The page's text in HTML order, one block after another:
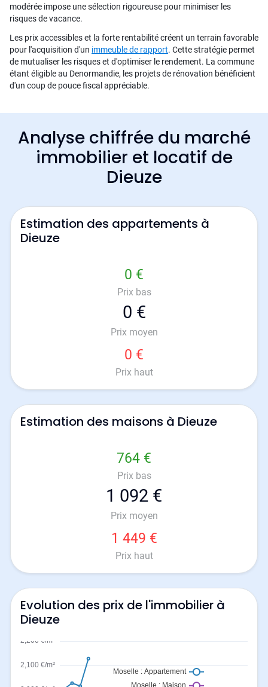
modérée impose une sélection rigoureuse pour minimiser les
risques de vacance.
Les prix accessibles et la forte rentabilité créent un terrain favorable
pour l'acquisition d'un immeuble de rapport. Cette stratégie permet
de mutualiser les risques et d'optimiser le rendement. La commune
étant éligible au Denormandie, les projets de rénovation bénéficient
d'un coup de pouce fiscal appréciable.
Analyse chiffrée du marché
immobilier et locatif de
Dieuze
Estimation des appartements à
Dieuze
0 €
Prix bas
0 €
Prix moyen
0 €
Prix haut
Estimation des maisons à Dieuze
764 €
Prix bas
1 092 €
Prix moyen
1 449 €
Prix haut
Evolution des prix de l'immobilier à
Dieuze